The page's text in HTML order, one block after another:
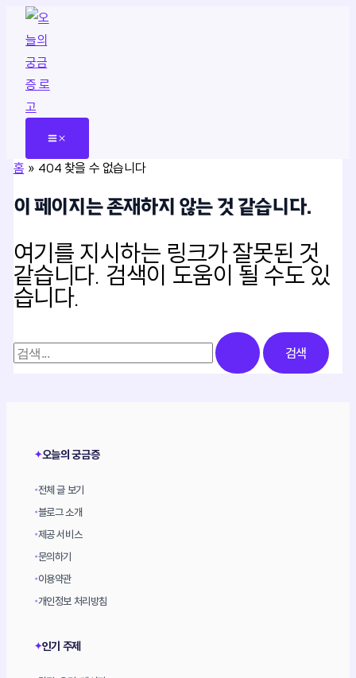
기홈 404 찾을 수 없습니다
이 페이지는 존재하지 않는 것 같습니다.
여기를 지시하는 링크가 잘못된 것
같습니다. 검색이 도움이 될 수도 있
습니다.
검
색
✦오늘의 궁금증
•전체 글 보기
•블로그 소개
•제공 서비스
•문의하기
•이용약관
•개인정보 처리방침
✦인기 주제